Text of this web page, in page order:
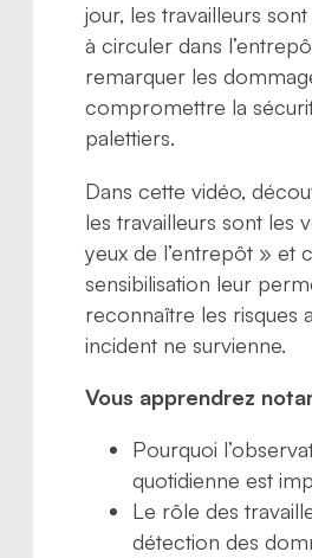
jour, les travailleurs
à circuler dans
remarquer les
compromettre la
palettiers.
Dans cette vidéo,
les travailleurs sont les
yeux de l’entrepôt » et
sensibilisation leur
reconnaître les risques
incident ne survienne.
Vous apprendrez
Pourquoi
quotidienne est
Le rôle des
détection des